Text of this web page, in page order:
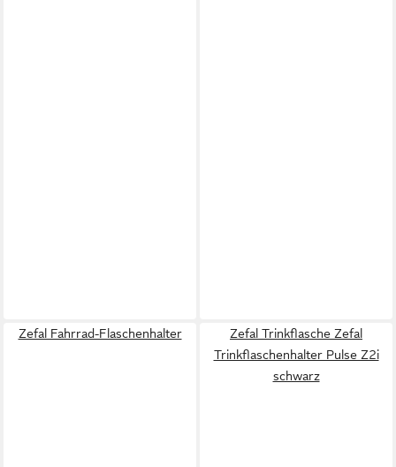
Zefal Fahrrad-Flaschenhalter
Zefal Trinkflasche Zefal
Trinkflaschenhalter Pulse Z2i
schwarz